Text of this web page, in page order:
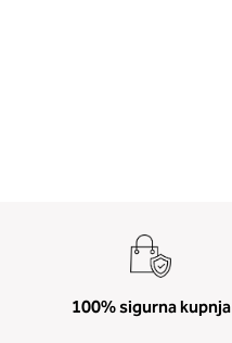
100% sigurna kupnja